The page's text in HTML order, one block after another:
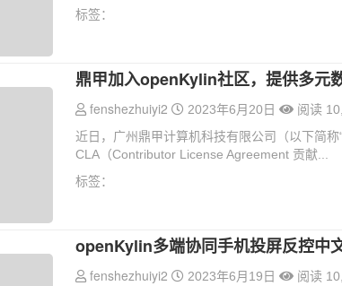
标签：
鼎甲加入openKylin社区，提供多元
fenshezhuiyi2 2023年6月20日
阅读
近日，广州鼎甲计算机科技有限公司（以下简称
CLA（Contributor License Agreement 贡献...
标签：
openKylin多端协同手机投屏反控中
fenshezhuiyi2 2023年6月19日
阅读